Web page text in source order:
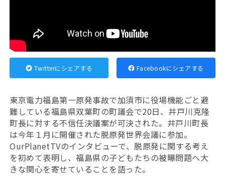
Twitterにシェアする Facebookにシェアする
東京電力福島第一原発事故で加須市に役場機能ごと避
難している福島県双葉町の町議会で20日、井戸川克隆
町長に対する不信任決議案が可決された。井戸川町長
は今年１月に開催された脱原発世界会議に参加。
OurPlanetTVのインタビューで、脱原発に関する考え
を初めて表明し、福島県の子どもたちの被曝問題へ大
きな関心を寄せていることを語った。